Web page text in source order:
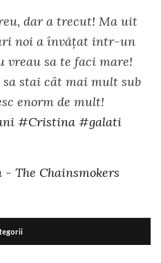
dar a trecut! Ma uit
noi a învățat intr-un
sa te faci mare!
stai cât mai mult sub
enorm de mult!
#Cristina #galati
The Chainsmokers